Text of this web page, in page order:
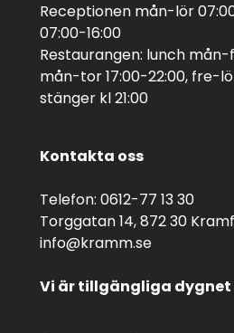
Receptionen mån-lör
07:00-16:00
Restaurangen: lunch mån-
mån-tor 17:00-22:00, fre-
stänger kl 21:00
Kontakta oss
Telefon: 0612-77 13 30
Torggatan 14, 872 30
info@kramm.se
Vi är tillgängliga dygnet